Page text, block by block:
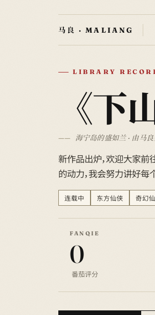
LIBRARY
《下
海宁岛的盛如兰 · 由马
新作品出炉，欢迎大家前
的动力，我会努力讲好每
连载中 东方仙侠 奇幻
FANQIE
0
番茄评分